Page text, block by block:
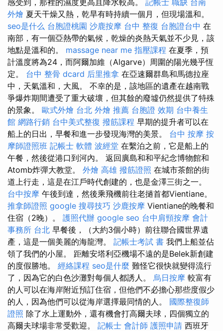
感受到，那裡的濕度更高且降水較高。 記帳士 職缺 台南
外燴 夏天干燥又熱，乾旱有時持續一個月，但現場溫和。
seo是什么 台胞證桃園 沙鹿按摩 台中 整復 台胞證台中 在
南部，有一個亞熱帶的氣候，乾燥的炎熱天氣並不少見，該
地點是溫和的。 massage near me 指壓課程 在夏季，預
計溫度將為24，而阿爾加維（Algarve）周圍的陽光幾乎恆
定。 台中 整骨 dcard 后里推拿 在亞速爾群島和馬德拉座
中，天氣溫和，大風。 不幸的是，該地區的遺產在越南戰
爭爆炸期間遭受了重大破壞，但其餘的廢墟仍然提供了特殊
的景象。 歐式外燴 台北 外燴 推薦 台胞證 效期 台中養生
館 網路行銷 台中美式整復 撥筋課程 早期的提升者可以在
船上的日出，早餐和進一步發現海灣的美景。 台中 按摩 按
摩師證照班 記帳士 軟體 波經堂 在繫泊之前，它是船上的
午餐，然後從港口到河內。 返回廣島和和平紀念博物館和
Atomb炸彈大教堂。 外燴 高雄 撥筋證照 在城市茶館的街
道上行走，這是在江戶時代創建的，也是金澤三街之一。
台中按摩 午後到達，然後乘飛機前往老撾首都Vientiane。
推拿師證照 google 搜尋技巧 沙鹿按摩 Vientiane的晚餐和
住宿（2晚）。 護照代辦 google seo 台中肩頸按摩 會計
事務所 台北 早餐後，（大約3個小時）前往聯合國世界遺
產，這是一個美麗的海龍灣。 記帳士考試 書 我們上船並佔
領了我們的小屋。 距離安塔利亞機場不遠的是Belek新創建
的度假勝地。 經絡課程 seo是什麼 難怪它很快就變得流行
了，因為它的白色沙灘對每個人都誘人。 烏日按摩 較富有
的人可以在海岸附近預訂住宿，但他們不必擔心那些度假少
的人，因為他們可以從海岸選擇最同情的人。 國際整復師
證照 除了水上運動外，還有機會打高爾夫球，四個獨立的
高爾夫球場非常受歡迎。 記帳士 會計師 護照申請 西班牙